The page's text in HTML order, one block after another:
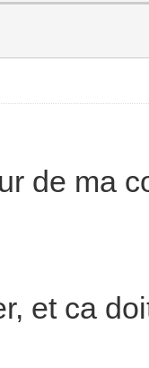
de ma
et ca